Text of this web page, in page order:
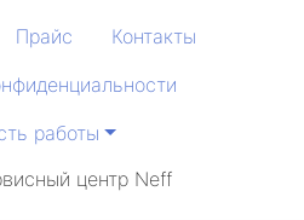
Прайс
Контакты
работы
центр Neff